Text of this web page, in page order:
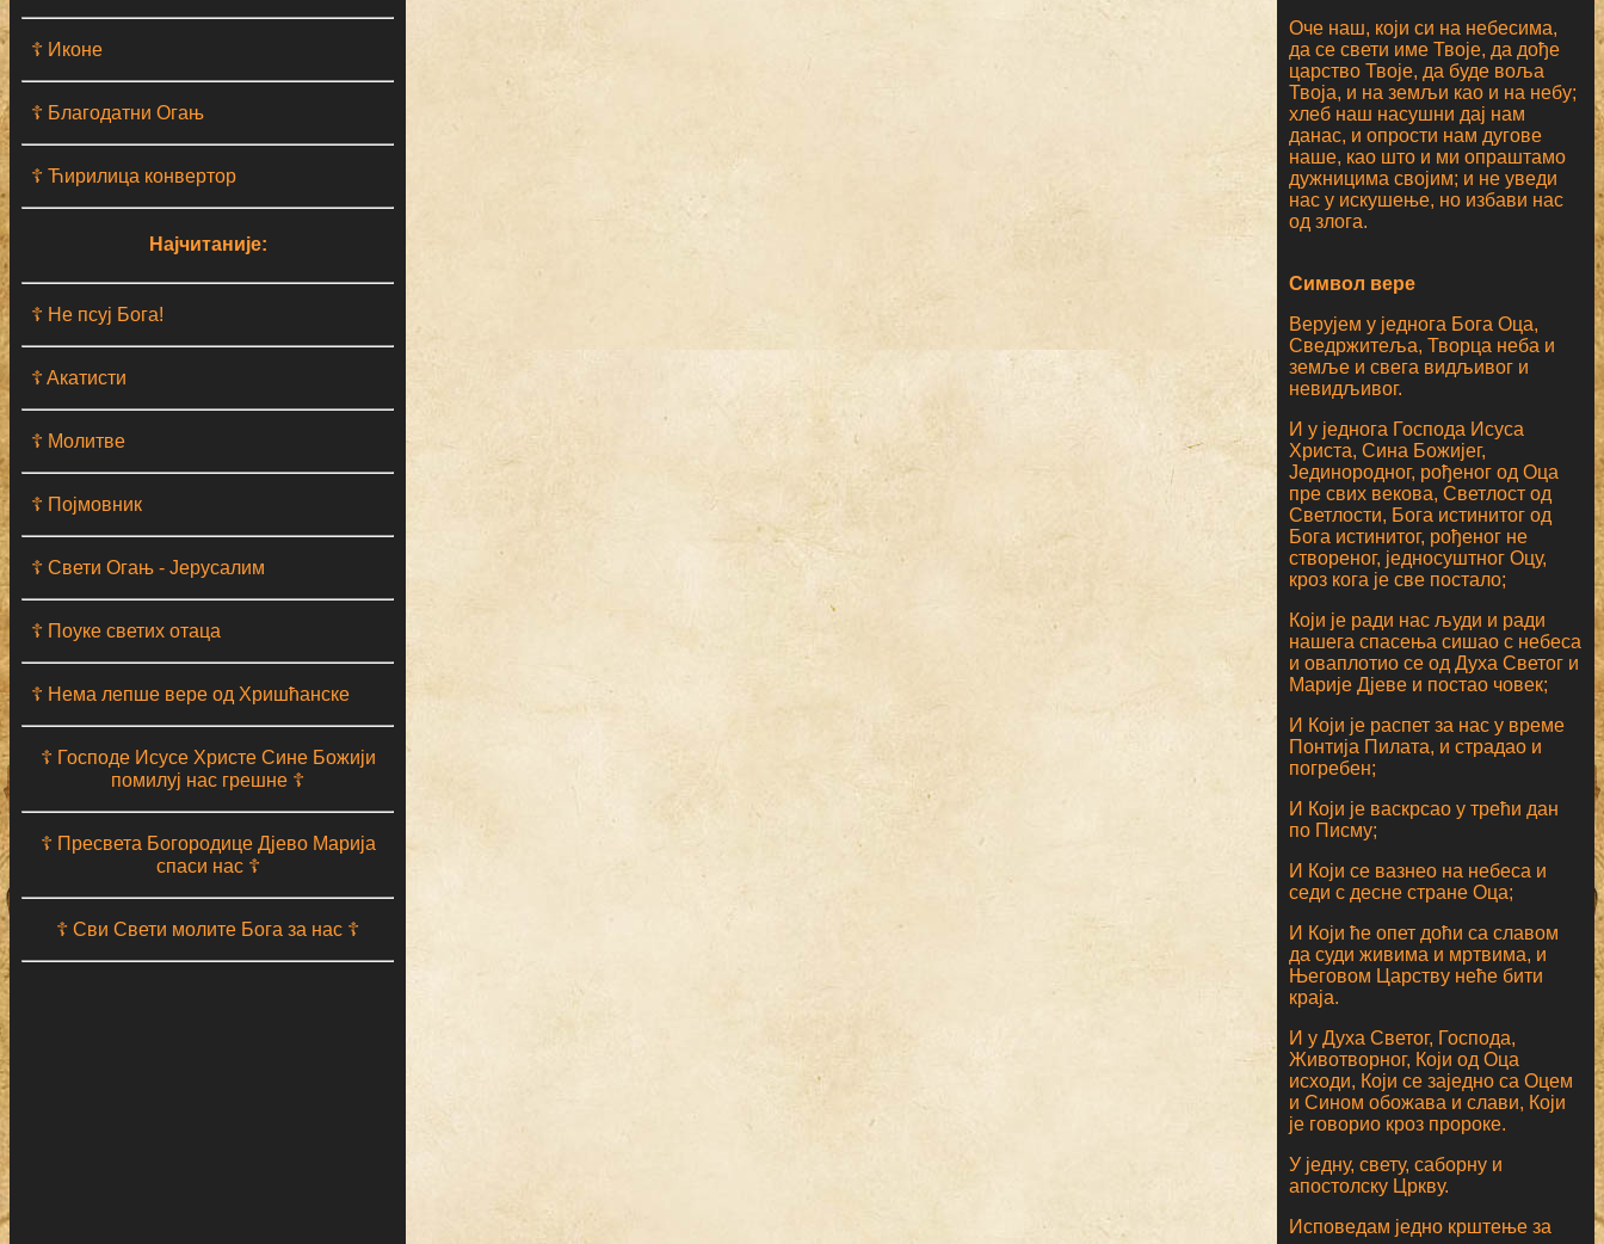
☦ Иконе
☦ Благодатни Огањ
☦ Ћирилица конвертор
Најчитаније:
☦ Не псуј Бога!
☦ Aкатисти
☦ Молитве
☦ Појмовник
☦ Свети Огањ - Јерусалим
☦ Поуке светих отаца
☦ Нема лепше вере од Хришћанске
☦ Господе Исусе Христе Сине Божији
помилуј нас грешне ☦
☦ Пресвета Богородице Дјево Марија
спаси нас ☦
☦ Сви Свети молите Бога за нас ☦
Оче наш, који си на небесима,
да се свети име Твоје, да дође
царство Твоје, да буде воља
Твоја, и на земљи као и на небу;
хлеб наш насушни дај нам
данас, и опрости нам дугове
наше, као што и ми опраштамо
дужницима својим; и не уведи
нас у искушење, но избави нас
од злога.
Символ вере
Верујем у једнога Бога Оца,
Сведржитеља, Творца неба и
земље и свега видљивог и
невидљивог.
И у једнога Господа Исуса
Христа, Сина Божијег,
Јединородног, рођеног од Оца
пре свих векова, Светлост од
Светлости, Бога истинитог од
Бога истинитог, рођеног не
створеног, једносуштног Оцу,
кроз кога је све постало;
Који је ради нас људи и ради
нашега спасења сишао с небеса
и оваплотио се од Духа Светог и
Марије Дјеве и постао човек;
И Који је распет за нас у време
Понтија Пилата, и страдао и
погребен;
И Који је васкрсао у трећи дан
по Писму;
И Који се вазнео на небеса и
седи с десне стране Оца;
И Који ће опет доћи са славом
да суди живима и мртвима, и
Његовом Царству неће бити
краја.
И у Духа Светог, Господа,
Животворног, Који од Оца
исходи, Који се заједно са Оцем
и Сином обожава и слави, Који
је говорио кроз пророке.
У једну, свету, саборну и
апостолску Цркву.
Исповедам једно крштење за